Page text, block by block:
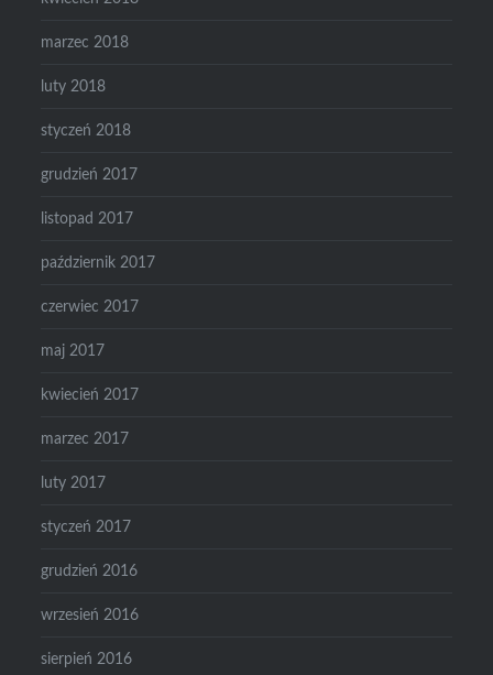
marzec 2018
luty 2018
styczeń 2018
grudzień 2017
listopad 2017
październik 2017
czerwiec 2017
maj 2017
kwiecień 2017
marzec 2017
luty 2017
styczeń 2017
grudzień 2016
wrzesień 2016
sierpień 2016